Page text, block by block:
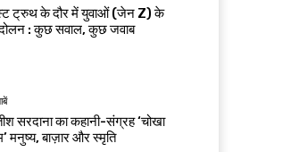
ट्रुथ के दौर में युवाओं (जेन Z) के
: कुछ सवाल, कुछ जवाब
सरदाना का कहानी-संग्रह ‘चोखा
मनुष्य, बाज़ार और स्मृति